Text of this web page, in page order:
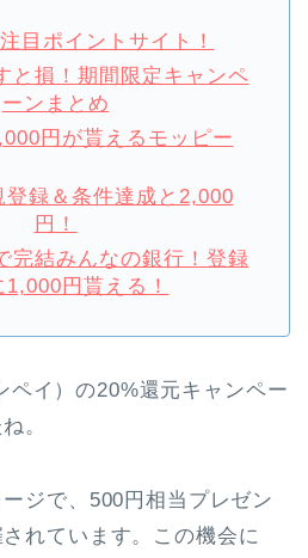
目ポイントサイト！
と損！期間限定キャンペ
ーンまとめ
円が貰えるモッピー
登録＆条件達成と2,000
円！
完結みんなの銀行！登録
1,000円貰える！
ペイ）の20%還元キャンペー
。
ジで、500円相当プレゼン
れています。この機会に